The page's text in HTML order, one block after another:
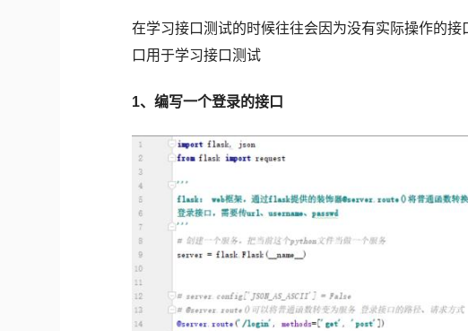
在学习接口测试的时候往往会因为没有实际操作的
口用于学习接口测试
1、编写一个登录的接口